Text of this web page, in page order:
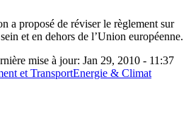
a proposé de réviser le règlement sur
et en dehors de l’Union européenne.
mise à jour: Jan 29, 2010 - 11:37
et TransportEnergie & Climat